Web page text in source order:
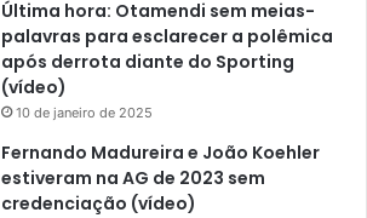
Última hora: Otamendi sem meias-
palavras para esclarecer a polêmica
após derrota diante do Sporting
(vídeo)
10 de janeiro de 2025
Fernando Madureira e João Koehler
estiveram na AG de 2023 sem
credenciação (vídeo)